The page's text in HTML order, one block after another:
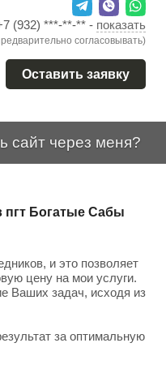
(932) ***-**-** - показать
согласовывать)
Оставить заявку
сайт через меня?
пгт Богатые Сабы
и это позволяет
цену на мои услуги.
Ваших задач, исходя из
за оптимальную